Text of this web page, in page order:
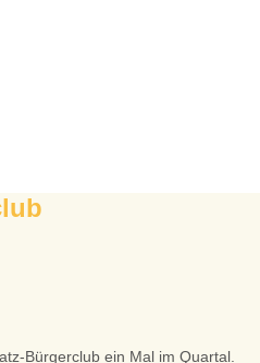
Bürgerclub ein Mal im Quartal.